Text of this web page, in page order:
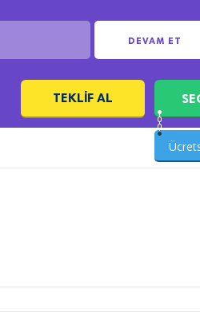
DEVAM ET
TEKLIF AL